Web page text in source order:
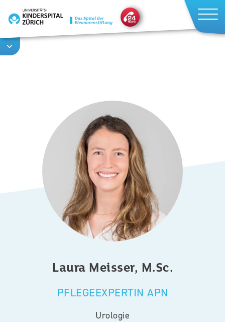
zum
Inhalt
Laura Meisser, M.Sc.
PFLEGEEXPERTIN APN
Urologie